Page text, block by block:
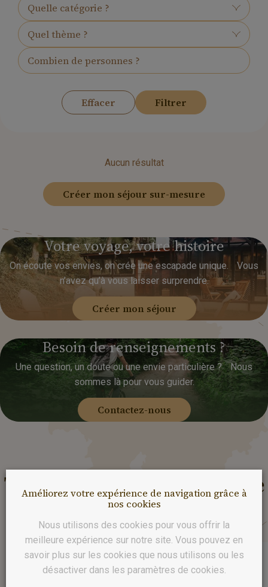
Quelle catégorie ?
Quel thème ?
Effacer Filtrer
Aucun résultat
Créer mon séjour sur-mesure
Votrevoyage,votre histoire
On écoute vos envies, on crée une escapade unique. Vous
n’avez qu’à vous laisser surprendre.
Créer mon séjour
Besoinderenseignements ?
Une question, un doute ou une envie particulière ? Nous
sommes là pour vous guider.
Contactez-nous
Toujours inclusdans votre
séjour
Améliorez votre expérience de navigation grâce à
nos cookies
Nous utilisons des cookies pour vous offrir la
meilleure expérience sur notre site. Vous pouvez en
savoir plus sur les cookies que nous utilisons ou les
désactiver dans les paramètres de cookies.